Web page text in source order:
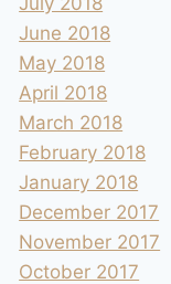
June 2018
May 2018
April 2018
March 2018
February 2018
January 2018
December 2017
November 2017
October 2017